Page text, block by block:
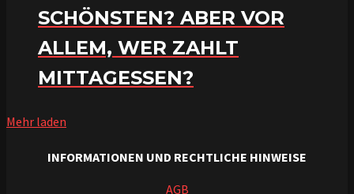
SCHÖNSTEN? ABER VOR
ALLEM, WER ZAHLT
MITTAGESSEN?
Mehr laden
INFORMATIONEN UND RECHTLICHE HINWEISE
AGB